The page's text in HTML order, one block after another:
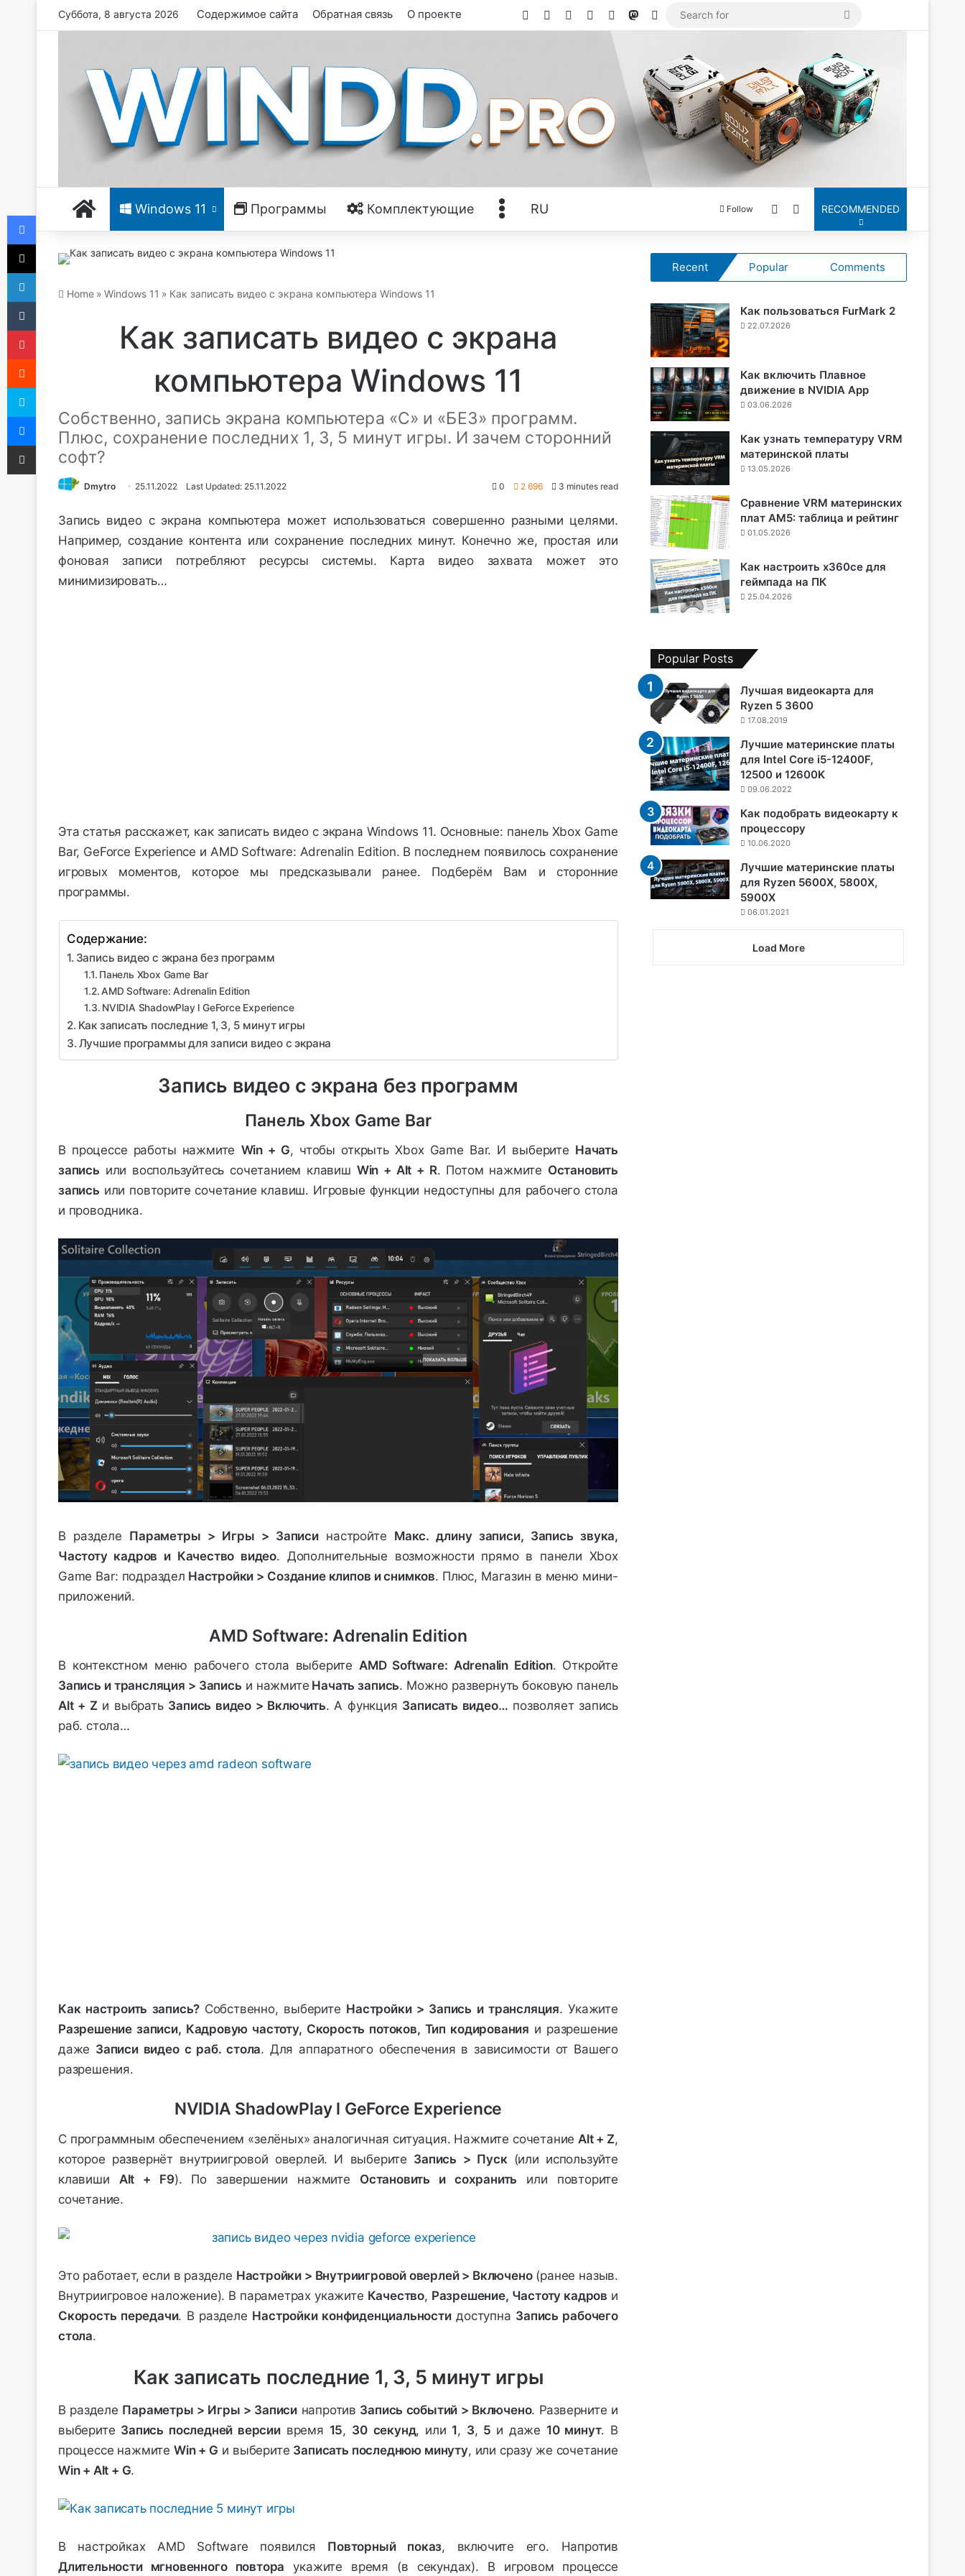
Суббота, 8 августа 2026 Содержимое сайта Обратная связь О проекте Facebook YouTubeTumblrRSSMastodon
Log In
ГлавнаяWindows 11 Программы Комплектующие ЕщёRU Follow Switch skin
Search for
RECOMMENDED
Home » Windows 11 » Как записать видео с экрана компьютера Windows 11
Как записать видео с экрана
компьютера Windows 11
Собственно, запись экрана компьютера «С» и «БЕЗ» программ.
Плюс, сохранение последних 1, 3, 5 минут игры. И зачем сторонний
софт?
Dmytro 25.11.2022 Last Updated: 25.11.2022 0 2 696 3 minutes read
Запись видео с экрана компьютера может использоваться совершенно разными целями.
Например, создание контента или сохранение последних минут. Конечно же, простая или
фоновая записи потребляют ресурсы системы. Карта видео захвата может это
минимизировать…
Эта статья расскажет, как записать видео с экрана Windows 11. Основные: панель Xbox Game
Bar, GeForce Experience и AMD Software: Adrenalin Edition. В последнем появилось сохранение
игровых моментов, которое мы предсказывали ранее. Подберём Вам и сторонние
программы.
Содержание:
Запись видео с экрана без программ
Панель Xbox Game Bar
AMD Software: Adrenalin Edition
NVIDIA ShadowPlay l GeForce Experience
Как записать последние 1, 3, 5 минут игры
Лучшие программы для записи видео с экрана
Запись видео с экрана без программ
Панель Xbox Game Bar
В процессе работы нажмите Win + G, чтобы открыть Xbox Game Bar. И выберите Начать
запись или воспользуйтесь сочетанием клавиш Win + Alt + R. Потом нажмите Остановить
запись или повторите сочетание клавиш. Игровые функции недоступны для рабочего стола
и проводника.
В разделе Параметры > Игры > Записинастройте Макс. длину записи, Запись звука,
Частоту кадров и Качество видео. Дополнительные возможности прямо в панели Xbox
Game Bar: подраздел Настройки > Создание клипов и снимков. Плюс, Магазин в меню мини-
приложений.
AMD Software: Adrenalin Edition
В контекстном меню рабочего стола выберитеAMD Software: Adrenalin Edition. Откройте
Запись и трансляция > Запись и нажмите Начать запись. Можно развернуть боковую панель
Alt + Zи выбрать Запись видео > Включить. А функция Записать видео… позволяет запись
раб. стола…
Как настроить запись? Собственно, выберите Настройки > Запись и трансляция. Укажите
Разрешение записи, Кадровую частоту, Скорость потоков, Тип кодирования и разрешение
даже Записи видео с раб. стола. Для аппаратного обеспечения в зависимости от Вашего
разрешения.
NVIDIA ShadowPlay l GeForce Experience
С программным обеспечением «зелёных» аналогичная ситуация. Нажмите сочетание Alt + Z,
которое развернёт внутриигровой оверлей. И выберите Запись > Пуск(или используйте
клавиши Alt + F9). По завершении нажмите Остановить и сохранить или повторите
сочетание.
Это работает, если в разделе Настройки > Внутриигровой оверлей > Включено(ранее назыв.
Внутриигровое наложение). В параметрах укажите Качество, Разрешение, Частоту кадров и
Скорость передачи. В разделе Настройки конфиденциальностидоступна Запись рабочего
стола.
Как записать последние 1, 3, 5 минут игры
В разделе Параметры > Игры > Записи напротив Запись событий > Включено. Разверните и
выберите Запись последней версиивремя 15, 30 секунд, или 1, 3, 5 и даже 10 минут. В
процессе нажмитеWin + G и выберите Записать последнюю минуту, или сразу же сочетание
Win + Alt + G.
В настройках AMD Software появился Повторный показ, включите его. Напротив
Длительности мгновенного повтора укажите время (в секундах). В игровом процессе
Recent Popular Comments
Как пользоваться FurMark 2
22.07.2026
Как включить Плавное
движение в NVIDIA App
03.06.2026
Как узнать температуру VRM
материнской платы
13.05.2026
Сравнение VRM материнских
плат AM5: таблица и рейтинг
01.05.2026
Как настроить x360ce для
геймпада на ПК
25.04.2026
Popular Posts
Лучшая видеокарта для
Ryzen 5 3600
17.08.2019
Лучшие материнские платы
для Intel Core i5-12400F,
12500 и 12600K
09.06.2022
Как подобрать видеокарту к
процессору
10.06.2020
Лучшие материнские платы
для Ryzen 5600X, 5800X,
5900X
06.01.2021
Load More
Facebook
X
LinkedIn
Tumblr
Pinterest
Reddit
Skype
Messenger
Share via Email